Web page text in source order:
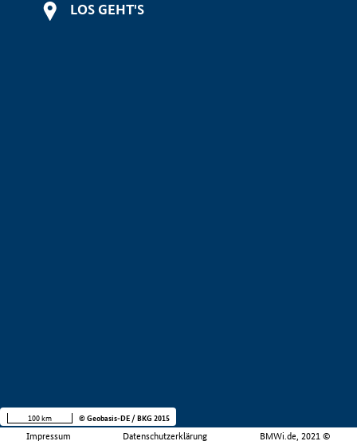
LOS GEHT'S
Impressum Datenschutzerklärung BMWi.de, 2021 ©
100 km © Geobasis-DE / BKG 2015